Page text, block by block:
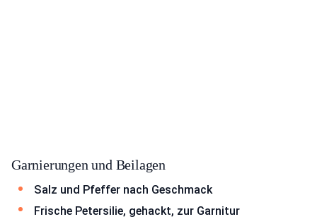
Garnierungen und Beilagen
Salz und Pfeffer nach Geschmack
Frische Petersilie, gehackt, zur Garnitur